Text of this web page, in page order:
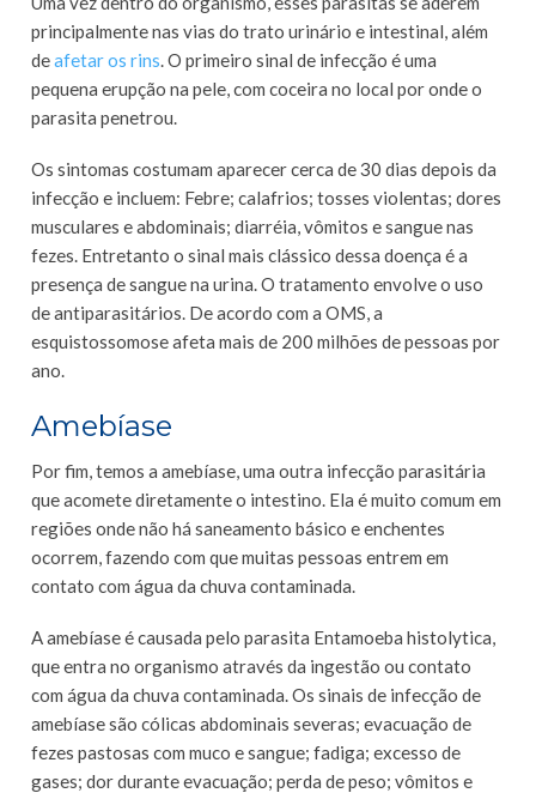
principalmente nas vias do trato urinário e intestinal, além
deafetar os rins. O primeiro sinal de infecção é uma
pequena erupção na pele, com coceira no local por onde o
parasita penetrou.
Os sintomas costumam aparecer cerca de 30 dias depois da
infecção e incluem: Febre; calafrios; tosses violentas; dores
musculares e abdominais; diarréia, vômitos e sangue nas
fezes. Entretanto o sinal mais clássico dessa doença é a
presença de sangue na urina. O tratamento envolve o uso
de antiparasitários. De acordo com a OMS, a
esquistossomose afeta mais de 200 milhões de pessoas por
ano.
Amebíase
Por fim, temos a amebíase, uma outra infecção parasitária
que acomete diretamente o intestino. Ela é muito comum em
regiões onde não há saneamento básico e enchentes
ocorrem, fazendo com que muitas pessoas entrem em
contato com água da chuva contaminada.
A amebíase é causada pelo parasita Entamoeba histolytica,
que entra no organismo através da ingestão ou contato
com água da chuva contaminada. Os sinais de infecção de
amebíase são cólicas abdominais severas; evacuação de
fezes pastosas com muco e sangue; fadiga; excesso de
gases; dor durante evacuação; perda de peso; vômitos e